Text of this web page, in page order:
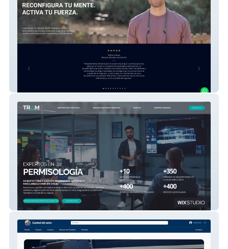
TRAM